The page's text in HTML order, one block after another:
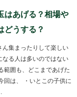
はあげる？相場や
どうする？
ん集まったりして楽しい
る人は多いのではない
範囲も、どこまであげた
回は、 ・いとこの子供に